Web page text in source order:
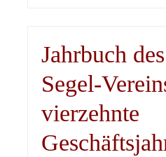
Jahrbuch
Segel-
vierzehnte